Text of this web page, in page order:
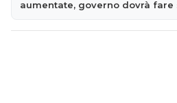
aumentate, governo dovrà